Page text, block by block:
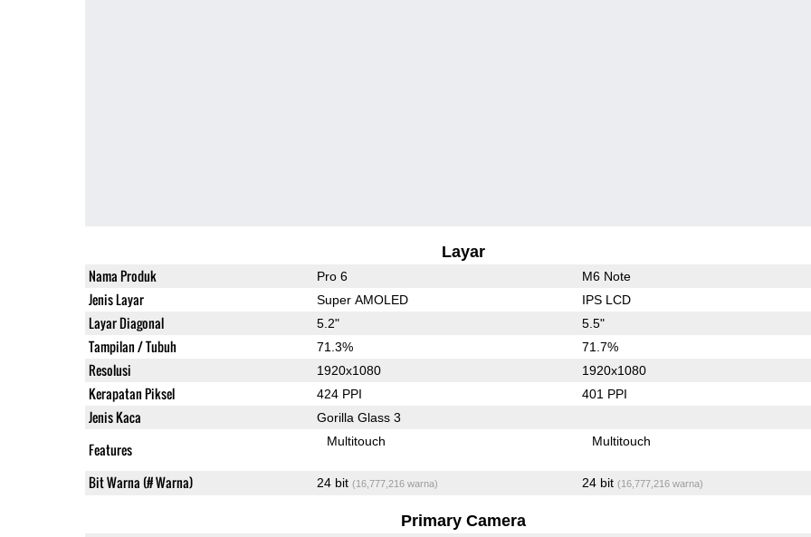
Layar
Nama Produk Pro 6 M6 Note
Jenis Layar Super AMOLED IPS LCD
Layar Diagonal 5.2" 5.5"
Tampilan / Tubuh 71.3% 71.7%
Resolusi 1920x1080 1920x1080
Kerapatan Piksel 424 PPI 401 PPI
Jenis Kaca Gorilla Glass 3
Features Multitouch Multitouch
Bit Warna (# Warna) 24 bit (16,777,216 warna) 24 bit (16,777,216 warna)
Primary Camera